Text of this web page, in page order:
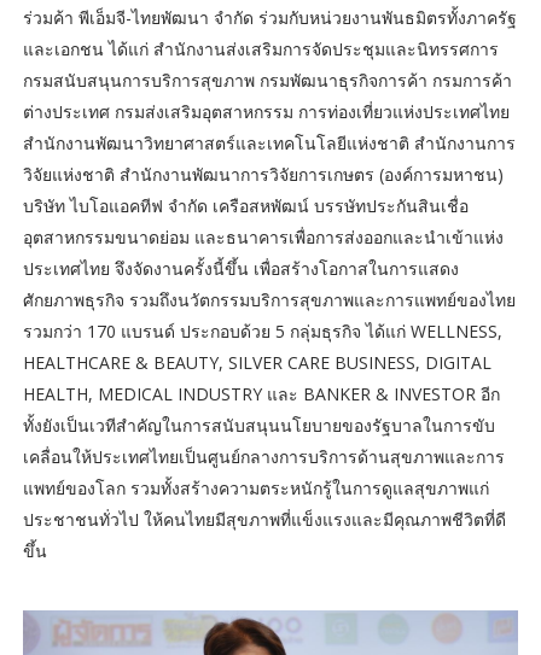
ร่วมค้า พีเอ็มจี-ไทยพัฒนา จำกัด ร่วมกับหน่วยงานพันธมิตรทั้งภาครัฐ
และเอกชน ได้แก่ สำนักงานส่งเสริมการจัดประชุมและนิทรรศการ
กรมสนับสนุนการบริการสุขภาพ กรมพัฒนาธุรกิจการค้า กรมการค้า
ต่างประเทศ กรมส่งเสริมอุตสาหกรรม การท่องเที่ยวแห่งประเทศไทย
สำนักงานพัฒนาวิทยาศาสตร์และเทคโนโลยีแห่งชาติ สำนักงานการ
วิจัยแห่งชาติ สำนักงานพัฒนาการวิจัยการเกษตร (องค์การมหาชน)
บริษัท ไบโอแอคทีฟ จำกัด เครือสหพัฒน์ บรรษัทประกันสินเชื่อ
อุตสาหกรรมขนาดย่อม และธนาคารเพื่อการส่งออกและนำเข้าแห่ง
ประเทศไทย จึงจัดงานครั้งนี้ขึ้น เพื่อสร้างโอกาสในการแสดง
ศักยภาพธุรกิจ รวมถึงนวัตกรรมบริการสุขภาพและการแพทย์ของไทย
รวมกว่า 170 แบรนด์ ประกอบด้วย 5 กลุ่มธุรกิจ ได้แก่ WELLNESS,
HEALTHCARE & BEAUTY, SILVER CARE BUSINESS, DIGITAL
HEALTH, MEDICAL INDUSTRY และ BANKER & INVESTOR อีก
ทั้งยังเป็นเวทีสำคัญในการสนับสนุนนโยบายของรัฐบาลในการขับ
เคลื่อนให้ประเทศไทยเป็นศูนย์กลางการบริการด้านสุขภาพและการ
แพทย์ของโลก รวมทั้งสร้างความตระหนักรู้ในการดูแลสุขภาพแก่
ประชาชนทั่วไป ให้คนไทยมีสุขภาพที่แข็งแรงและมีคุณภาพชีวิตที่ดี
ขึ้น